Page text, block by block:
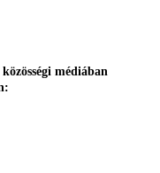
médiában